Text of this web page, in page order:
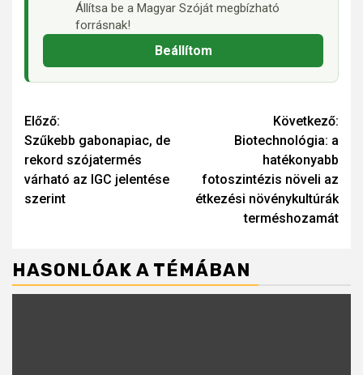
Állítsa be a Magyar Szóját megbízható
forrásnak!
Beállítom
Continue
Reading
Előző:
Szűkebb gabonapiac, de
rekord szójatermés
várható az IGC jelentése
szerint
Következő:
Biotechnológia: a
hatékonyabb
fotoszintézis növeli az
étkezési növénykultúrák
terméshozamát
HASONLÓAK A TÉMÁBAN